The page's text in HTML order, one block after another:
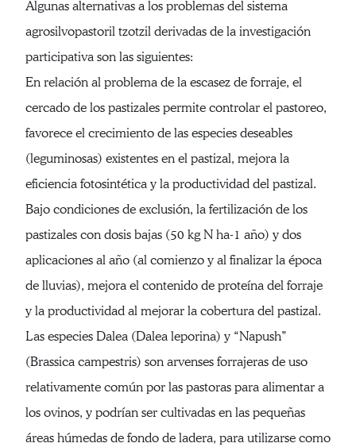
Algunas alternativas a los problemas del sistema
agrosilvopastoril tzotzil derivadas de la investigación
participativa son las siguientes:
En relación al problema de la escasez de forraje, el
cercado de los pastizales permite controlar el pastoreo,
favorece el crecimiento de las especies deseables
(leguminosas) existentes en el pastizal, mejora la
eficiencia fotosintética y la productividad del pastizal.
Bajo condiciones de exclusión, la fertilización de los
pastizales con dosis bajas (50 kg N ha-1 año) y dos
aplicaciones al año (al comienzo y al finalizar la época
de lluvias), mejora el contenido de proteína del forraje
y la productividad al mejorar la cobertura del pastizal.
Las especies Dalea (Dalea leporina) y “Napush”
(Brassica campestris) son arvenses forrajeras de uso
relativamente común por las pastoras para alimentar a
los ovinos, y podrían ser cultivadas en las pequeñas
áreas húmedas de fondo de ladera, para utilizarse como